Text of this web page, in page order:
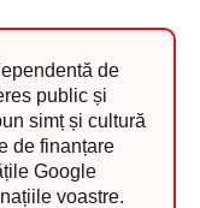
de
public și
simț și cultură
de finanțare
Google
voastre.